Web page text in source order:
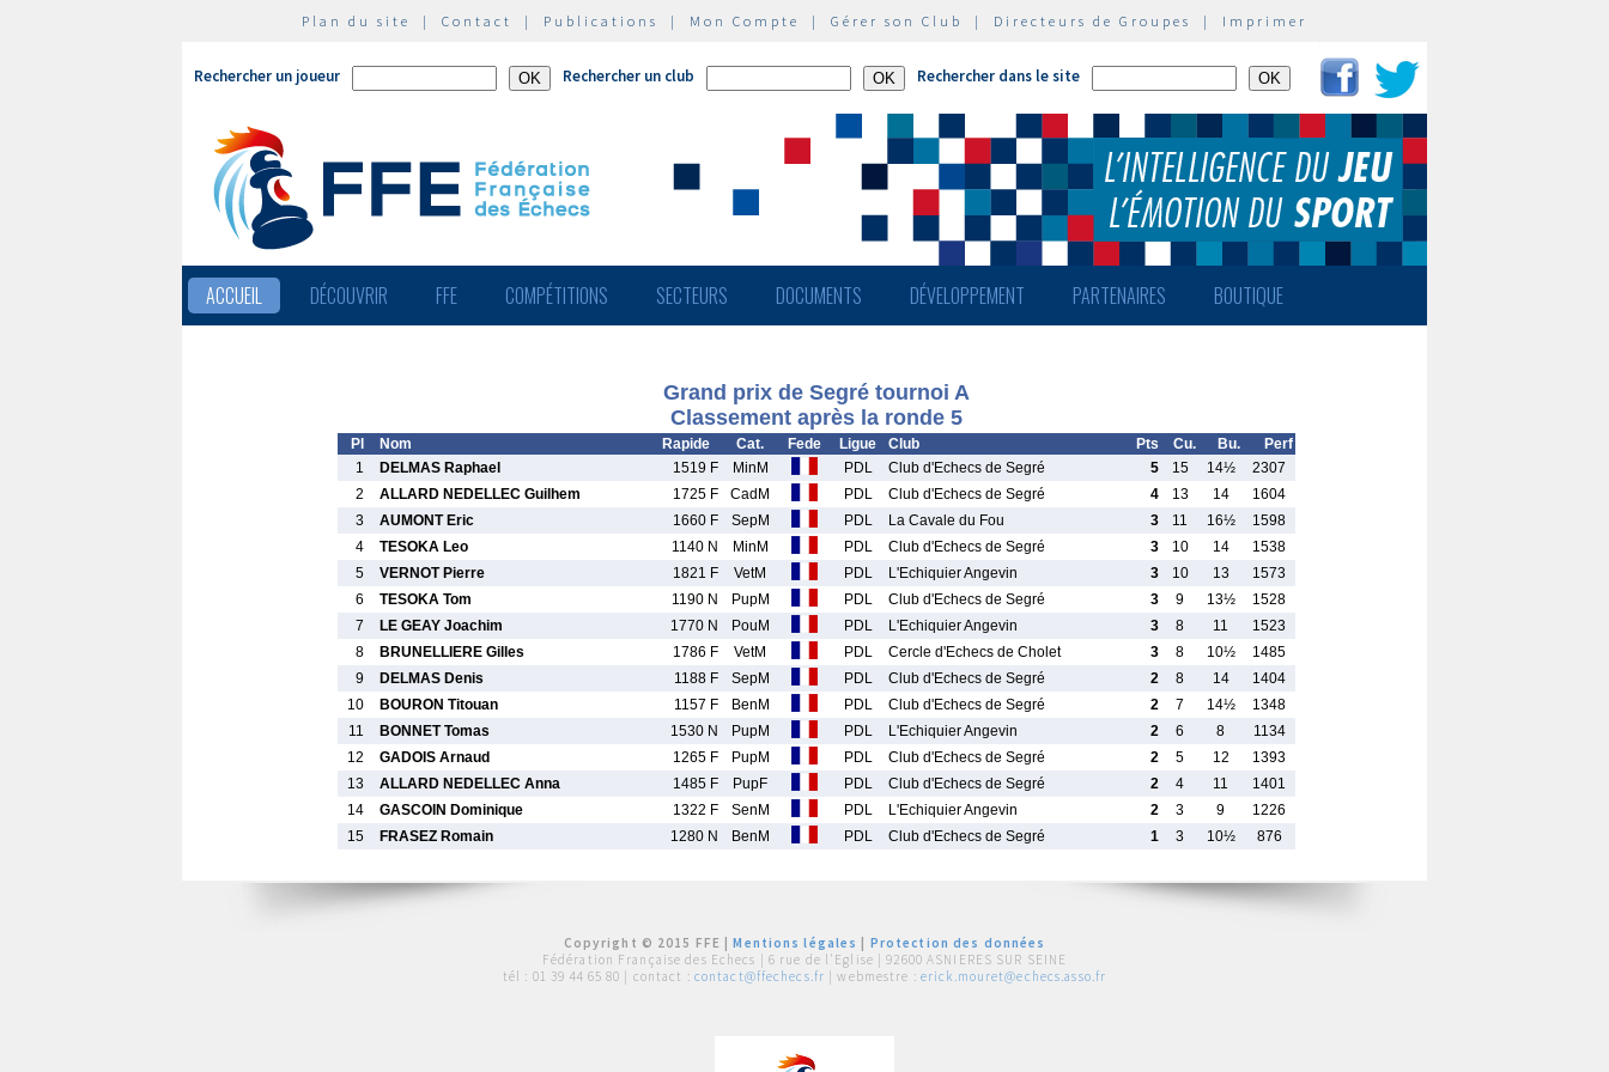
Plan du site | Contact | Publications | Mon Compte | Gérer son Club | Directeurs de Groupes | Imprimer
Rechercher un joueur Rechercher un club Rechercher dans le site
ACCUEIL DÉCOUVRIR FFE COMPÉTITIONS SECTEURS DOCUMENTS DÉVELOPPEMENT PARTENAIRES BOUTIQUE
Grand prix de Segré tournoi A
Classement après la ronde 5
Pl Nom Rapide Cat. Fede Ligue Club Pts Cu. Bu.
Perf
1
DELMAS Raphael 1519 F MinM PDL Club d'Echecs de Segré 5 15 14½
2307
2
ALLARD NEDELLEC Guilhem 1725 F CadM PDL Club d'Echecs de Segré 4 13 14
1604
3
AUMONT Eric 1660 F SepM PDL La Cavale du Fou 3 11 16½
1598
4
TESOKA Leo 1140 N MinM PDL Club d'Echecs de Segré 3 10 14
1538
5
VERNOT Pierre 1821 F VetM PDL L'Echiquier Angevin 3 10 13
1573
6
TESOKA Tom 1190 N PupM PDL Club d'Echecs de Segré 3 9 13½
1528
7
LE GEAY Joachim 1770 N PouM PDL L'Echiquier Angevin 3 8 11
1523
8
BRUNELLIERE Gilles 1786 F VetM PDL Cercle d'Echecs de Cholet 3 8 10½
1485
9
DELMAS Denis 1188 F SepM PDL Club d'Echecs de Segré 2 8 14
1404
10
BOURON Titouan 1157 F BenM PDL Club d'Echecs de Segré 2 7 14½
1348
11
BONNET Tomas 1530 N PupM PDL L'Echiquier Angevin 2 6 8
1134
12
GADOIS Arnaud 1265 F PupM PDL Club d'Echecs de Segré 2 5 12
1393
13
ALLARD NEDELLEC Anna 1485 F PupF PDL Club d'Echecs de Segré 2 4 11
1401
14
GASCOIN Dominique 1322 F SenM PDL L'Echiquier Angevin 2 3 9
1226
15
FRASEZ Romain 1280 N BenM PDL Club d'Echecs de Segré 1 3 10½ 876
Copyright © 2015 FFE |Mentions légales
Protection des données
Fédération Française des Echecs | 6 rue de l'Eglise | 92600 ASNIERES SUR SEINE
tél : 01 39 44 65 80 | contact : contact@ffechecs.fr | webmestre : erick.mouret@echecs.asso.fr